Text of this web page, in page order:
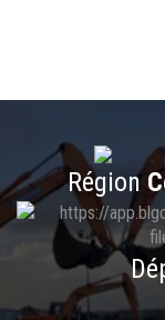
Région